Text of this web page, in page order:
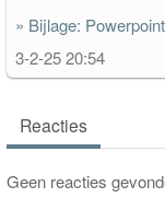
» Bijlage:
3-2-25 20:54
Reacties
Geen reacties